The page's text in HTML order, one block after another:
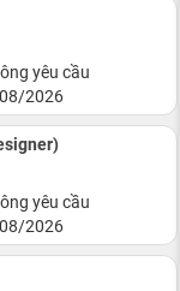
yêu cầu
2026
yêu cầu
2026